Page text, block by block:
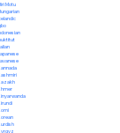
Motu